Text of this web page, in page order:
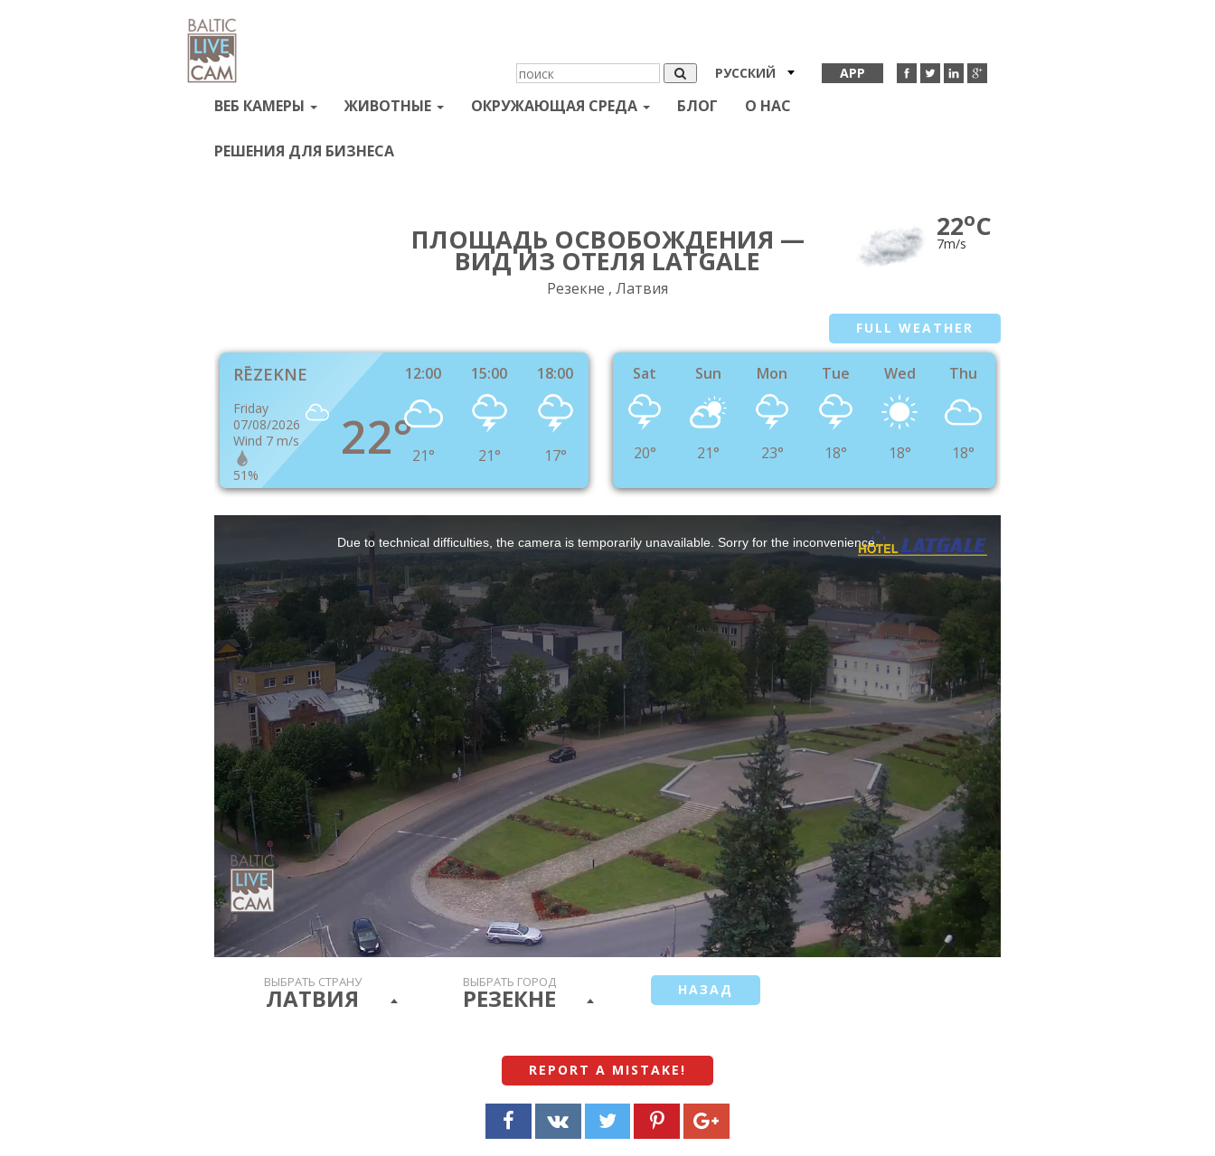
APP
РУССКИЙ
ВЕБ КАМЕРЫ ЖИВОТНЫЕ ОКРУЖАЮЩАЯ СРЕДА БЛОГ О НАС
РЕШЕНИЯ ДЛЯ БИЗНЕСА
ПЛОЩАДЬ ОСВОБОЖДЕНИЯ —
ВИД ИЗ ОТЕЛЯ LATGALE
Резекне , Латвия
22oC
7m/s
FULL WEATHER
RĒZEKNE
Friday
07/08/2026
Wind 7 m/s
51%
22°
12:00
21°
15:00
21°
18:00
17°
Sat
20°
Sun
21°
Mon
23°
Tue
18°
Wed
18°
Thu
18°
window.
Due to technical difficulties, the camera is temporarily unavailable. Sorry for the inconvenience.
ВЫБРАТЬ СТРАНУ
ЛАТВИЯ
ВЫБРАТЬ ГОРОД
РЕЗЕКНЕ НАЗАД
REPORT A MISTAKE !